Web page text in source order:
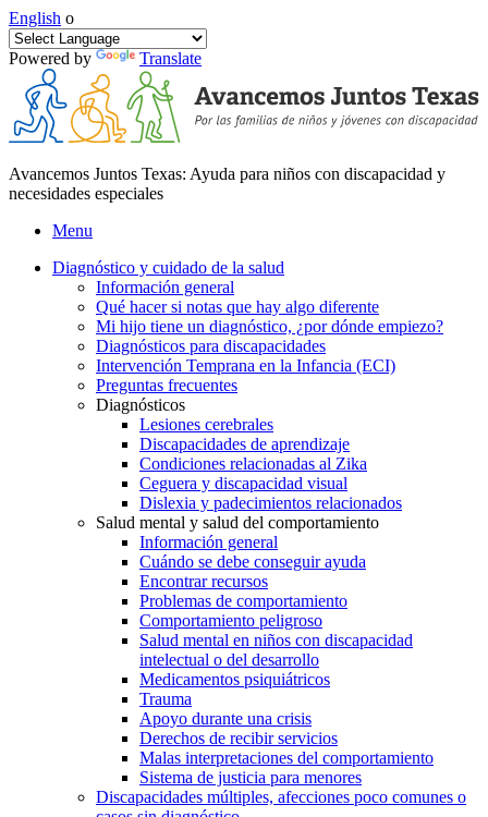
English o
Powered by Translate
Avancemos Juntos Texas: Ayuda para niños con discapacidad y
necesidades especiales
Menu
Diagnóstico y cuidado de la salud
Información general
Qué hacer si notas que hay algo diferente
Mi hijo tiene un diagnóstico, ¿por dónde empiezo?
Diagnósticos para discapacidades
Intervención Temprana en la Infancia (ECI)
Preguntas frecuentes
Diagnósticos
Lesiones cerebrales
Discapacidades de aprendizaje
Condiciones relacionadas al Zika
Ceguera y discapacidad visual
Dislexia y padecimientos relacionados
Salud mental y salud del comportamiento
Información general
Cuándo se debe conseguir ayuda
Encontrar recursos
Problemas de comportamiento
Comportamiento peligroso
Salud mental en niños con discapacidad
intelectual o del desarrollo
Medicamentos psiquiátricos
Trauma
Apoyo durante una crisis
Derechos de recibir servicios
Malas interpretaciones del comportamiento
Sistema de justicia para menores
Discapacidades múltiples, afecciones poco comunes o